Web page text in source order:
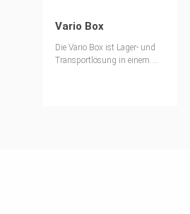
Vario Box
Die Vario Box ist Lager- und
Transportlösung in einem.